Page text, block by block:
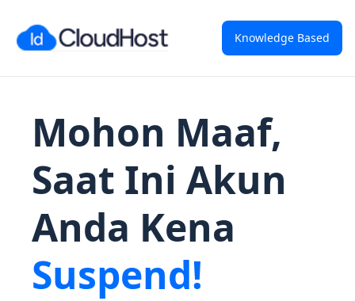
Knowledge Based
Mohon Maaf,
Saat Ini Akun
Anda Kena
Suspend!